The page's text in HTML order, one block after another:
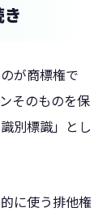
が商標権で
そのものを保
別標識」とし
に使う排他権